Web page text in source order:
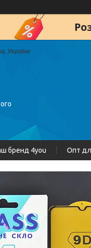
Україна
бренд 4you Опт